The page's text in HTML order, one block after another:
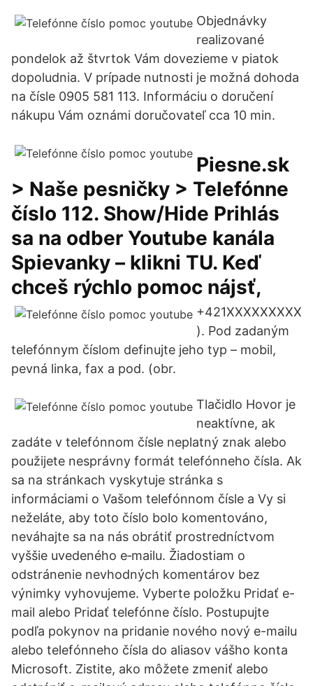
Objednávky
realizované
pondelok až štvrtok Vám dovezieme v piatok
dopoludnia. V prípade nutnosti je možná dohoda
na čísle 0905 581 113. Informáciu o doručení
nákupu Vám oznámi doručovateľ cca 10 min.
Piesne.sk
> Naše pesničky > Telefónne
číslo 112. Show/Hide Prihlás
sa na odber Youtube kanála
Spievanky – klikni TU. Keď
chceš rýchlo pomoc nájsť,
+421XXXXXXXXX
). Pod zadaným
telefónnym číslom definujte jeho typ – mobil,
pevná linka, fax a pod. (obr.
Tlačidlo Hovor je
neaktívne, ak
zadáte v telefónnom čísle neplatný znak alebo
použijete nesprávny formát telefónneho čísla. Ak
sa na stránkach vyskytuje stránka s
informáciami o Vašom telefónnom čísle a Vy si
neželáte, aby toto číslo bolo komentováno,
neváhajte sa na nás obrátiť prostredníctvom
vyššie uvedeného e‑mailu. Žiadostiam o
odstránenie nevhodných komentárov bez
výnimky vyhovujeme. Vyberte položku Pridať e-
mail alebo Pridať telefónne číslo. Postupujte
podľa pokynov na pridanie nového nový e-mailu
alebo telefónneho čísla do aliasov vášho konta
Microsoft. Zistite, ako môžete zmeniť alebo